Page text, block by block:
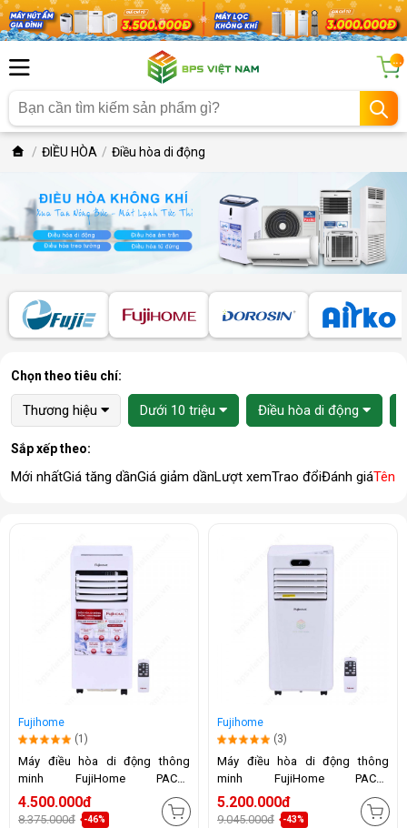
...
ĐIỀU HÒA Điều hòa di động
Chọn theo tiêu chí:
Thương hiệu Dưới 10 triệu Điều hòa di động
Sắp xếp theo:
Mới nhấtGiá tăng dầnGiá giảm dầnLượt xemTrao đổiĐánh giáTên
Fujihome
(1)
Máy điều hòa di động thông
minh FujiHome PAC07
(7000BTU)
4.500.000đ
8.375.000đ -46%
Fujihome
(3)
Máy điều hòa di động thông
minh FujiHome PAC09
(9000BTU)
5.200.000đ
9.045.000đ -43%